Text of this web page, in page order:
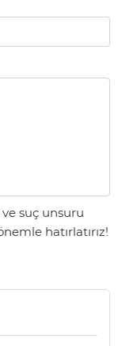
suç unsuru
hatırlatırız!